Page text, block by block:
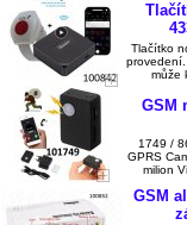
Tlačítko
může
GSM
1749 /
GPRS
milion
GSM